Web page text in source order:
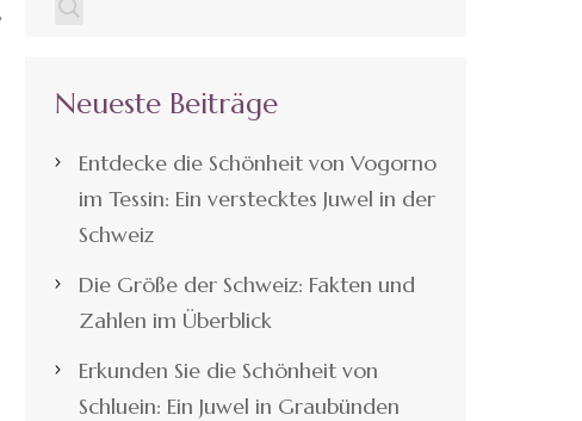
Neueste Beiträge
Entdecke die Schönheit von Vogorno
im Tessin: Ein verstecktes Juwel in der
Schweiz
Die Größe der Schweiz: Fakten und
Zahlen im Überblick
Erkunden Sie die Schönheit von
Schluein: Ein Juwel in Graubünden